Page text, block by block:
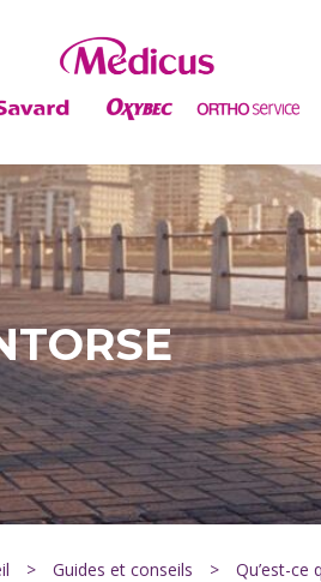
> Guides et conseils > Qu’est-ce